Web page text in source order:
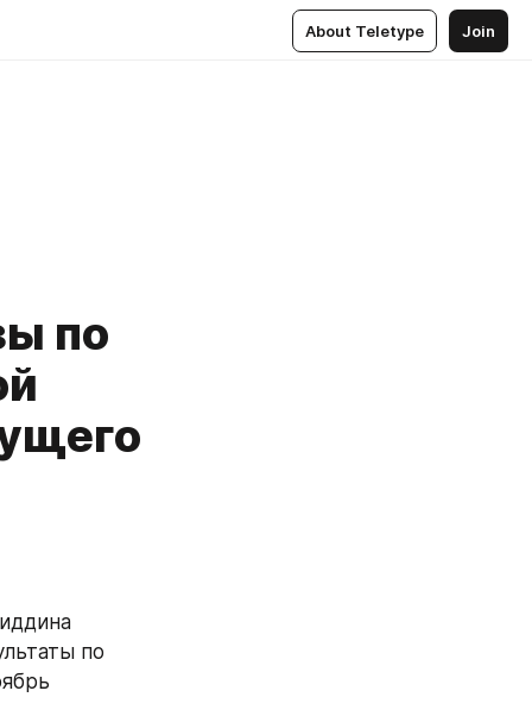
About Teletype Join
по
по